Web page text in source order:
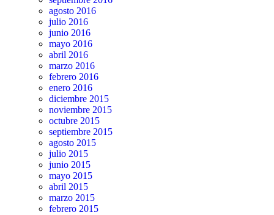
agosto 2016
julio 2016
junio 2016
mayo 2016
abril 2016
marzo 2016
febrero 2016
enero 2016
diciembre 2015
noviembre 2015
octubre 2015
septiembre 2015
agosto 2015
julio 2015
junio 2015
mayo 2015
abril 2015
marzo 2015
febrero 2015